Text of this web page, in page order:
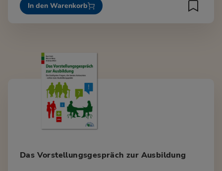
In den Warenkorb
Das Vorstellungsgespräch zur Ausbildung